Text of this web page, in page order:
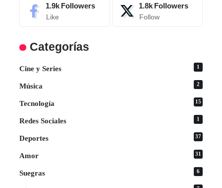
1.9k Followers
Like
1.8k Followers
Follow
Categorías
Cine y Series 1
Música 2
Tecnología 15
Redes Sociales 1
Deportes 37
Amor 31
Suegras 6